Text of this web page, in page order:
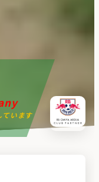
ています